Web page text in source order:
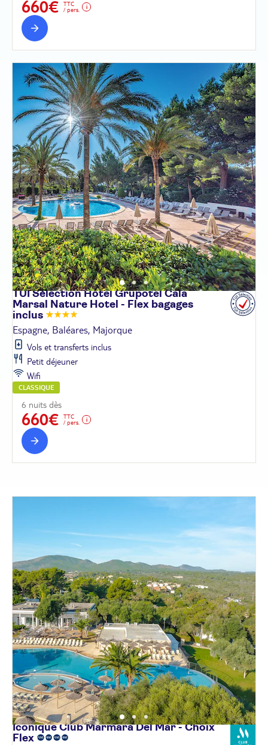
660€
TTC
/ pers.
TUI Sélection Hôtel Grupotel Cala
Marsal Nature Hotel - Flex bagages
inclus
Espagne, Baléares, Majorque
Vols et transferts inclus
Petit déjeuner
Wifi
CLASSIQUE
6 nuits dès
660€
TTC
/ pers.
Iconique Club Marmara Del Mar - Choix
Flex